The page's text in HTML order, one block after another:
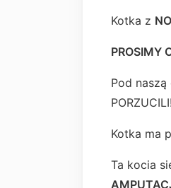
Kotka z
PROSIMY
Pod
Kotka ma
Ta kocia